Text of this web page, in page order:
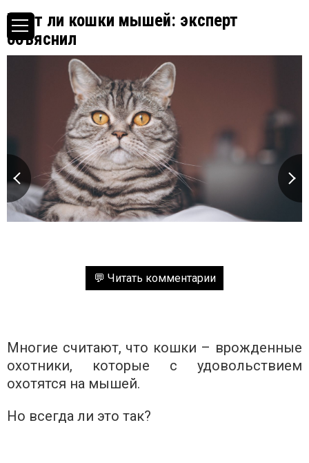
Едят ли кошки мышей: эксперт
объяснил
💬 Читать комментарии
Многие считают, что кошки – врожденные
охотники, которые с удовольствием
охотятся на мышей.
Но всегда ли это так?